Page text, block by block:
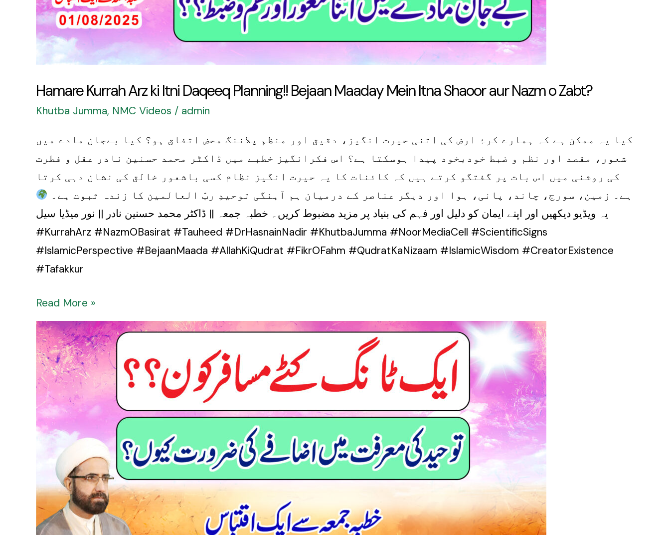
Hamare Kurrah Arz ki Itni Daqeeq Planning!! Bejaan Maaday Mein Itna Shaoor aur Nazm o Zabt?
Khutba Jumma, NMC Videos / admin
کیا یہ ممکن ہے کہ ہمارے کرۂ ارض کی اتنی حیرت انگیز، دقیق اور منظم پلاننگ محض اتفاق ہو؟ کیا بےجان مادے میں
شعور، مقصد اور نظم و ضبط خودبخود پیدا ہوسکتا ہے؟ اس فکرانگیز خطبے میں ڈاکٹر محمد حسنین نادر عقل و فطرت
کی روشنی میں اس بات پر گفتگو کرتے ہیں کہ کائنات کا یہ حیرت انگیز نظام کسی باشعور خالق کی نشان دہی کرتا
ہے۔ زمین، سورج، چاند، پانی، ہوا اور دیگر عناصر کے درمیان ہم آہنگی توحیدِ ربّ العالمین کا زندہ ثبوت ہے۔
یہ ویڈیو دیکھیں اور اپنے ایمان کو دلیل اور فہم کی بنیاد پر مزید مضبوط کریں۔ خطبہ جمعہ || ڈاکٹر محمد حسنین نادر || نور میڈیا سیل
#KurrahArz #NazmOBasirat #Tauheed #DrHasnainNadir #KhutbaJumma #NoorMediaCell #ScientificSigns
#IslamicPerspective #BejaanMaada #AllahKiQudrat #FikrOFahm #QudratKaNizaam #IslamicWisdom #CreatorExistence
#Tafakkur
aur
Nazm
o
Zabt?
Read More »
Aik
Tang
Katay
Musafir
–
Tauheed
Ma’rifat
Mein
Izafay